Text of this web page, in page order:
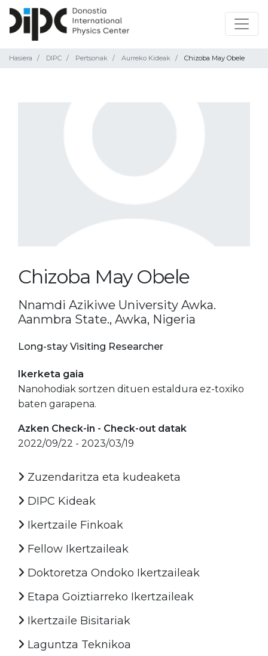
Hasiera DIPC Pertsonak Aurreko Kideak Chizoba May Obele
Chizoba May Obele
Nnamdi Azikiwe University Awka.
Aanmbra State., Awka, Nigeria
Long-stay Visiting Researcher
Ikerketa gaia
Nanohodiak sortzen dituen estaldura ez-toxiko
baten garapena.
Azken Check-in - Check-out datak
2022/09/22 - 2023/03/19
Zuzendaritza eta kudeaketa
DIPC Kideak
Ikertzaile Finkoak
Fellow Ikertzaileak
Doktoretza Ondoko Ikertzaileak
Etapa Goiztiarreko Ikertzaileak
Ikertzaile Bisitariak
Laguntza Teknikoa